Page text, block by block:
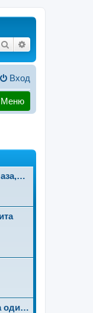
Поиск
Вход
Меню
оди…